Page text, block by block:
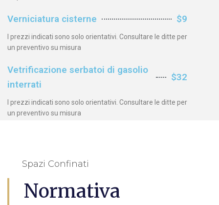
Verniciatura cisterne $9
I prezzi indicati sono solo orientativi. Consultare le ditte per
un preventivo su misura
Vetrificazione serbatoi di gasolio
interrati
$32
I prezzi indicati sono solo orientativi. Consultare le ditte per
un preventivo su misura
Spazi Confinati
Normativa